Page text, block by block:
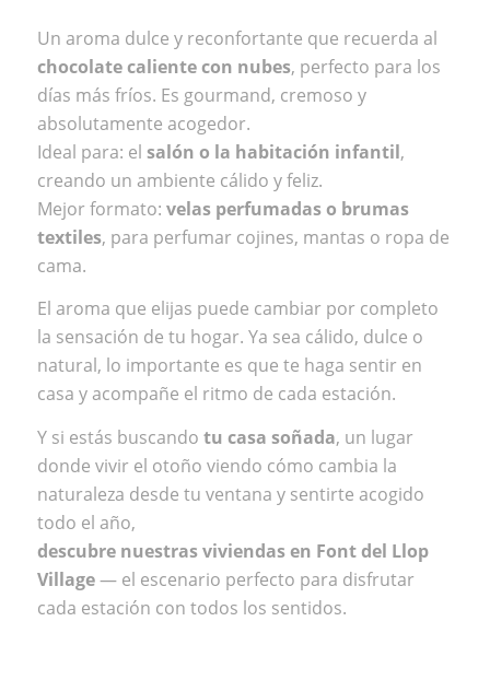
Un aroma dulce y reconfortante que recuerda al
chocolate caliente con nubes, perfecto para los
días más fríos. Es gourmand, cremoso y
absolutamente acogedor.
Ideal para: el salón o la habitación infantil,
creando un ambiente cálido y feliz.
Mejor formato: velas perfumadas o brumas
textiles, para perfumar cojines, mantas o ropa de
cama.
El aroma que elijas puede cambiar por completo
la sensación de tu hogar. Ya sea cálido, dulce o
natural, lo importante es que te haga sentir en
casa y acompañe el ritmo de cada estación.
Y si estás buscando tu casa soñada, un lugar
donde vivir el otoño viendo cómo cambia la
naturaleza desde tu ventana y sentirte acogido
todo el año,
descubre nuestras viviendas en Font del Llop
Village— el escenario perfecto para disfrutar
cada estación con todos los sentidos.